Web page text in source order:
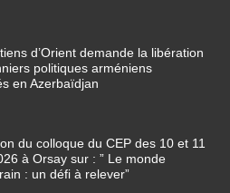
d’Orient demande la libération
politiques arméniens
en Azerbaïdjan
du colloque du CEP des 10 et 11
à Orsay sur : ” Le monde
: un défi à relever”